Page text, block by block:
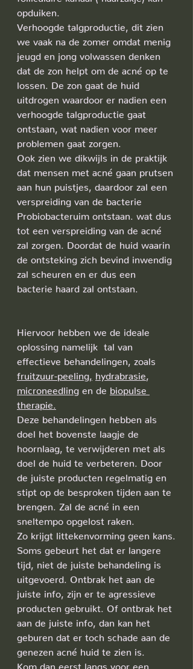
opduiken.
Verhoogde talgproductie, dit zien
we vaak na de zomer omdat menig
jeugd en jong volwassen denken
dat de zon helpt om de acné op te
lossen. De zon gaat de huid
uitdrogen waardoor er nadien een
verhoogde talgproductie gaat
ontstaan, wat nadien voor meer
problemen gaat zorgen.
Ook zien we dikwijls in de praktijk
dat mensen met acné gaan prutsen
aan hun puistjes, daardoor zal een
verspreiding van de bacterie
Probiobacteruim ontstaan. wat dus
tot een verspreiding van de acné
zal zorgen. Doordat de huid waarin
de ontsteking zich bevind inwendig
zal scheuren en er dus een
bacterie haard zal ontstaan.
Hiervoor hebben we de ideale
oplossing namelijk  tal van
effectieve behandelingen, zoals
fruitzuur-peeling,
hydrabrasie
microneedling en de biopulse
therapie.
Deze behandelingen hebben als
doel het bovenste laagje de
hoornlaag, te verwijderen met als
doel de huid te verbeteren. Door
de juiste producten regelmatig en
stipt op de besproken tijden aan te
brengen. Zal de acné in een
sneltempo opgelost raken.
Zo krijgt littekenvorming geen kans.
Soms gebeurt het dat er langere
tijd, niet de juiste behandeling is
uitgevoerd. Ontbrak het aan de
juiste info, zijn er te agressieve
producten gebruikt. Of ontbrak het
aan de juiste info, dan kan het
geburen dat er toch schade aan de
genezen acné huid te zien is.
Kom dan eerst langs voor een